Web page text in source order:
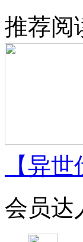
推荐阅
【异
会员达